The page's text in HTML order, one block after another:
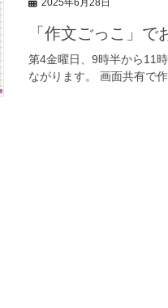
2025年6月28日
「作文ごっこ」
第4金曜日、9時半から11
ながります。 画面共有で